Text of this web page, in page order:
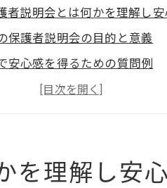
者説明会とは何かを理解し安
保護者説明会の目的と意義
安心感を得るための質問例
加者の声から見る安心感の実
得るための保護者説明会活
を理解し安